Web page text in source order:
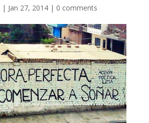
| Jan 27, 2014| 0 comments